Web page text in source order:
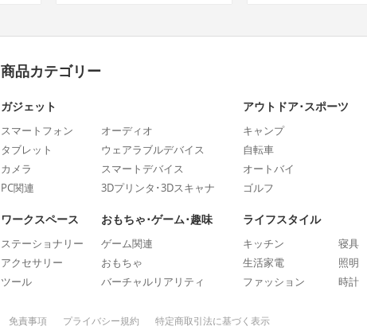
商品カテゴリー
ガジェット
スマートフォン
タブレット
カメラ
PC関連
オーディオ
ウェアラブルデバイス
スマートデバイス
3Dプリンタ･3Dスキャナ
アウトドア･スポーツ
キャンプ
自転車
オートバイ
ゴルフ
ワークスペース
ステーショナリー
アクセサリー
ツール
おもちゃ･ゲーム･趣味
ゲーム関連
おもちゃ
バーチャルリアリティ
ライフスタイル
キッチン
生活家電
ファッション
寝具
照明
時計
免責事項 プライバシー規約 特定商取引法に基づく表示